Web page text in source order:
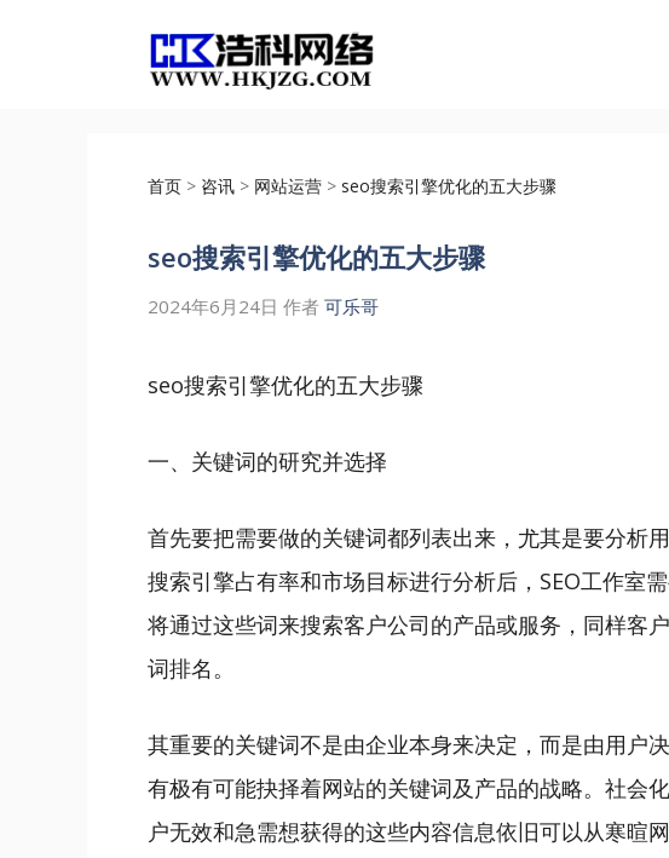
首页 > 咨讯 > 网站运营 > seo搜索引擎优化的五大步骤
seo搜索引擎优化的五大步骤
2024年6月24日 作者 可乐哥
seo搜索引擎优化的五大步骤
一、关键词的研究并选择
首先要把需要做的关键词都列表出来，尤其是要分析
搜索引擎占有率和市场目标进行分析后，SEO工作室
将通过这些词来搜索客户公司的产品或服务，同样客
词排名。
其重要的关键词不是由企业本身来决定，而是由用户
有极有可能抉择着网站的关键词及产品的战略。社会
户无效和急需想获得的这些内容信息依旧可以从寒暄